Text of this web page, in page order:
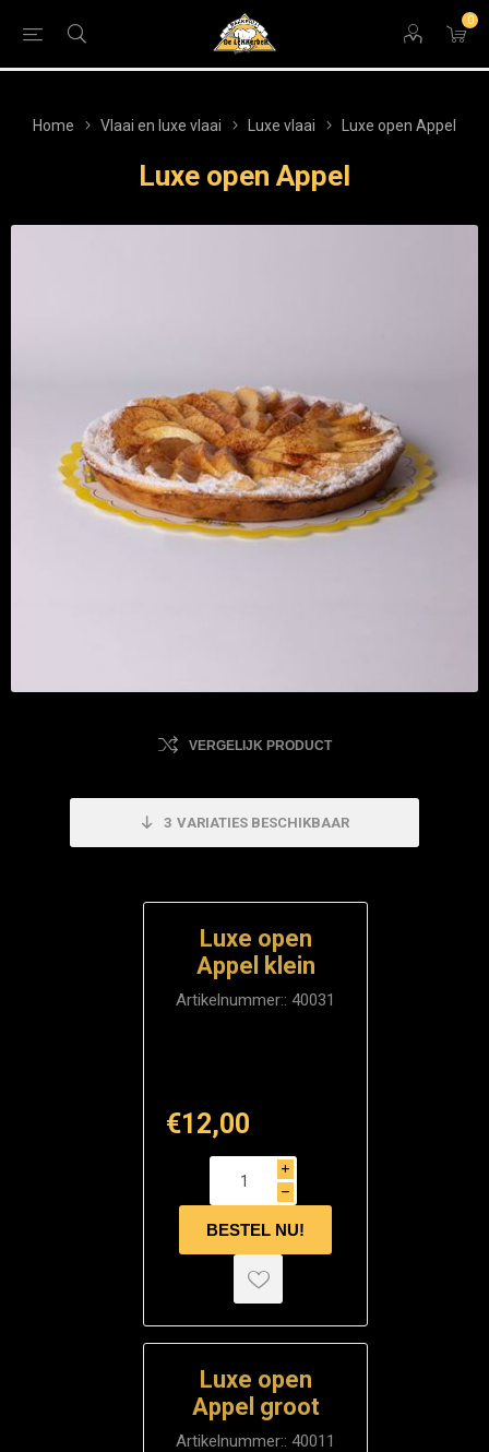
0
Home Vlaai en luxe vlaai Luxe vlaai Luxe open Appel
Luxe open Appel
VERGELIJK PRODUCT
3 VARIATIES BESCHIKBAAR
Luxe open
Appel klein
Artikelnummer:: 40031
€12,00
i
h
Luxe open
Appel groot
Artikelnummer:: 40011